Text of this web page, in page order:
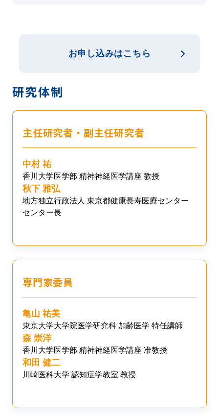
お申し込みはこちら
研究体制
主任研究者・副主任研究者
中村 祐
香川大学医学部 精神神経医学講座 教授
秋下 雅弘
地方独立行政法人 東京都健康長寿医療センター
センター長
専門家委員
亀山 祐美
東京大学大学院医学研究科 加齢医学 特任講師
森 崇洋
香川大学医学部 精神神経医学講座 准教授
和田 健二
川崎医科大学 認知症学教室 教授